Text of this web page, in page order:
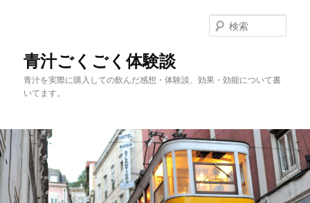
移
動
青汁ごくごく体験談
青汁を実際に購入しての飲んだ感想・体験談、効果・効能について書
いてます。
索